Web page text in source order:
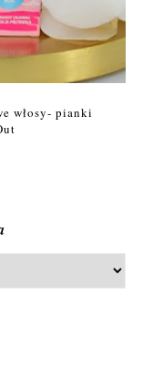
włosy- pianki